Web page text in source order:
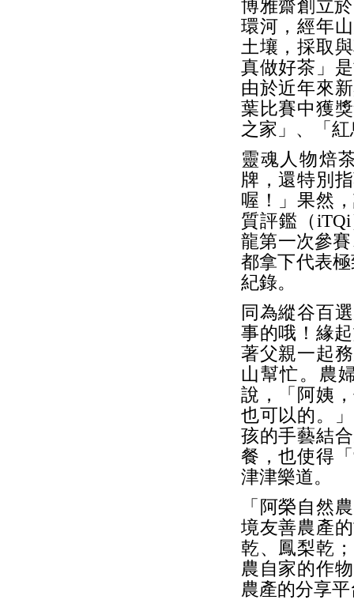
博雅齋創立
環河，經年
土壤，採取
真做好茶」
由於近年來
葉比賽中獲
之家」、「
靈魂人物焙
牌，還特別
喔！」果然
質評鑑（
龍第一次參
都拿下代表
紀錄。
同為縱谷百
事的哦！緣
著父親一起
山幫忙。農
說，「阿姨
也可以的。
孩的手藝結
餐，也使得
津津樂道。
「阿榮自然
境友善農產
乾、鳳梨乾
農自家的作
農產的分享